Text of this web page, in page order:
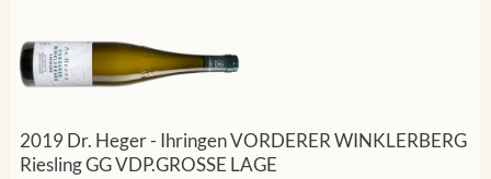
2019 Dr. Heger - Ihringen VORDERER WINKLERBERG
Riesling GG VDP.GROSSE LAGE